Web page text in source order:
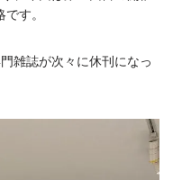
す。
雑誌が次々に休刊になっ